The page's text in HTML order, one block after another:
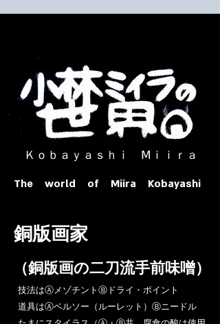
ｏｂａｙａｓｈｉ Ⅿｉｉｒａ​
The world of Miira Kobayashi
​銅版画家
​（銅版画の二刀流手前味噌）
​技法はⒶメゾチントⒷドライ・ポイント
道具はⒶベルソー（ルーレット）Ⓑニードル